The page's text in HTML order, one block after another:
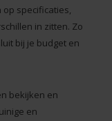
specificaties,
in zitten. Zo
bij je budget en
bekijken en
en